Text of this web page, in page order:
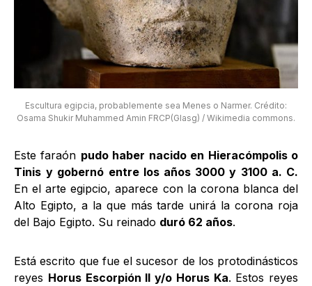
Escultura egipcia, probablemente sea Menes o Narmer. Crédito:
Osama Shukir Muhammed Amin FRCP(Glasg) / Wikimedia commons.
Este faraón pudo haber nacido en Hieracómpolis o
Tinis y gobernó entre los años 3000 y 3100 a. C.
En el arte egipcio, aparece con la corona blanca del
Alto Egipto, a la que más tarde unirá la corona roja
del Bajo Egipto. Su reinado duró 62 años.
Está escrito que fue el sucesor de los protodinásticos
reyes Horus Escorpión II y/o Horus Ka. Estos reyes